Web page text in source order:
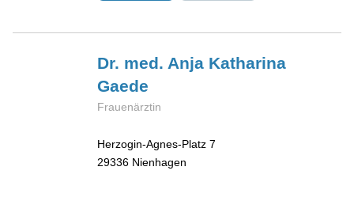
Dr. med. Anja Katharina
Gaede
Frauenärztin
Herzogin-Agnes-Platz 7
29336 Nienhagen